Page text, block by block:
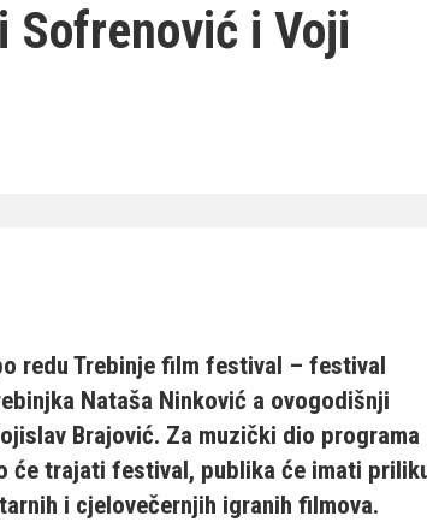
Sofrenović i Voji
redu Trebinje film festival – festival
Nataša Ninković a ovogodišnji
Brajović. Za muzički dio programa
će trajati festival, publika će imati
i cjelovečernjih igranih filmova.